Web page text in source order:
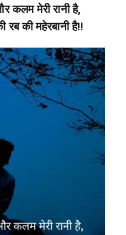
कलम मेरी रानी है,
रब की महेरबानी है!!